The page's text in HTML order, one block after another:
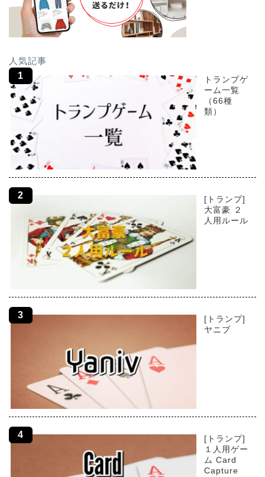
人気記事
トランプゲ
ーム一覧
（66種
類）
[トランプ]
大富豪 ２
人用ルール
[トランプ]
ヤニブ
[トランプ]
１人用ゲー
ム Card
Capture